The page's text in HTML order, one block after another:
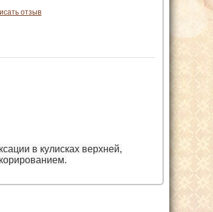
отзыв
в кулисках верхней,